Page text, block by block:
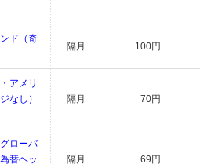
ド（奇
隔月 100円
アメリ
なし）
隔月 70円
ローバ
替ヘッ
隔月 69円